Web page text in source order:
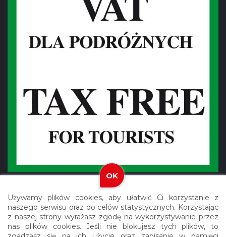
Copyright © 2021 Meblex. Wszystkie prawa zastrzeżone.
Używamy plików cookies, aby ułatwić Ci korzystanie z
naszego serwisu oraz do celów statystycznych. Korzystając
z naszej strony wyrażasz zgodę na wykorzystywanie przez
nas plików cookies. Jeśli nie blokujesz tych plików, to
OK